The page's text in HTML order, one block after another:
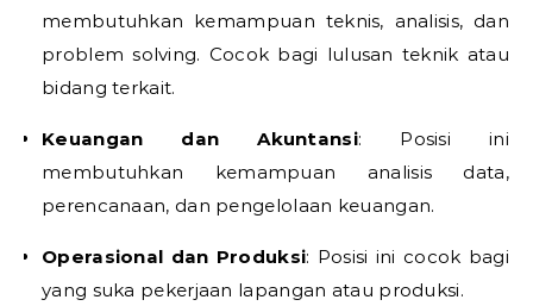
membutuhkan kemampuan teknis, analisis, dan
problem solving. Cocok bagi lulusan teknik atau
bidang terkait.
Keuangan dan Akuntansi: Posisi ini
membutuhkan kemampuan analisis data,
perencanaan, dan pengelolaan keuangan.
Operasional dan Produksi: Posisi ini cocok bagi
yang suka pekerjaan lapangan atau produksi.